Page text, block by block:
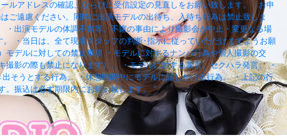
ルアドレスの確認、ならびに受信設定の見直しをお願い致します。 お申
遠慮ください。同時に出演モデルの出待ち、入待ち行為は禁止致しま
出演モデルの体調不良等、不慮の事由により撮影会が中止・変更なる場
・当日は、全て現場スタッフの判断･指示に従っていただけますようお願
デルに対しての禁止事項 ・モデルに対するナンパ行為や個人撮影の交
影の際も禁止になります）。 ・モデルに対する暴言、セクハラ発言。 ・
そうとする行為。 ・休憩時間中にモデルに話しかける行為。 ・上記の行
振込は必ず期限内にお願い致します。 ”